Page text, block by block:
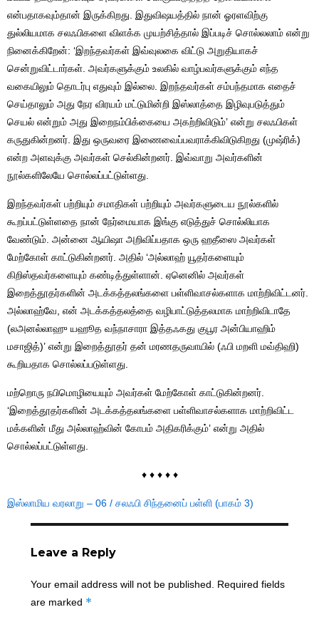
என்பதாகவும்தான் இருக்கிறது. இதுவிஷயத்தில் நான் ஓரளவிற்கு
துல்லியமாக சலஃபிகளை விளக்க முயற்சித்தால் இப்படிச் சொல்லலாம் என்று
நினைக்கிறேன்: ‘இறந்தவர்கள் இவ்வுலகை விட்டு அறுதியாகச்
சென்றுவிட்டார்கள். அவர்களுக்கும் உலகில் வாழ்பவர்களுக்கும் எந்த
வகையிலும் தொடர்பு எதுவும் இல்லை. இறந்தவர்கள் சம்பந்தமாக எதைச்
செய்தாலும் அது நேர விரயம் மட்டுமின்றி இஸ்லாத்தை இழிவுபடுத்தும்
செயல் என்றும் அது இறைநம்பிக்கையை அகற்றிவிடும்’ என்று சலஃபிகள்
கருதுகின்றனர். இது ஒருவரை இணைவைப்பவராக்கிவிடுகிறது (முஷ்ரிக்)
என்ற அளவுக்கு அவர்கள் செல்கின்றனர். இவ்வாறு அவர்களின்
நூல்களிலேயே சொல்லப்பட்டுள்ளது.
இறந்தவர்கள் பற்றியும் சமாதிகள் பற்றியும் அவர்களுடைய நூல்களில்
கூறப்பட்டுள்ளதை நான் நேர்மையாக இங்கு எடுத்துச் சொல்லியாக
வேண்டும். அன்னை ஆயிஷா அறிவிப்பதாக ஒரு ஹதீஸை அவர்கள்
மேற்கோள் காட்டுகின்றனர். அதில் ‘அல்லாஹ் யூதர்களையும்
கிறிஸ்தவர்களையும் கண்டித்துள்ளான். ஏனெனில் அவர்கள்
இறைத்தூதர்களின் அடக்கத்தலங்களை பள்ளிவாசல்களாக மாற்றிவிட்டனர்.
அல்லாஹ்வே, என் அடக்கத்தலத்தை வழிபாட்டுத்தலமாக மாற்றிவிடாதே
(லஅனல்லாஹு யஹூத வந்நாசாரா இத்தஃகது குபூர அன்பியாஹிம்
மசாஜித்)’ என்று இறைத்தூதர் தன் மரணதருவாயில் (ஃபி மறளி மவ்திஹி)
கூறியதாக சொல்லப்படுள்ளது.
மற்றொரு நபிமொழியையும் அவர்கள் மேற்கோள் காட்டுகின்றனர்.
‘இறைத்தூதர்களின் அடக்கத்தலங்களை பள்ளிவாசல்களாக மாற்றிவிட்ட
மக்களின் மீது அல்லாஹ்வின் கோபம் அதிகரிக்கும்’ என்று அதில்
சொல்லப்பட்டுள்ளது.
♦ ♦ ♦ ♦ ♦
இஸ்லாமிய வரலாறு – 06 / சலஃபி சிந்தனைப் பள்ளி (பாகம் 3)
Leave a Reply
Your email address will not be published.
Required fields
are marked *